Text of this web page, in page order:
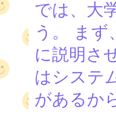
では、大
う。 ま
に説明さ
はシステ
があるか